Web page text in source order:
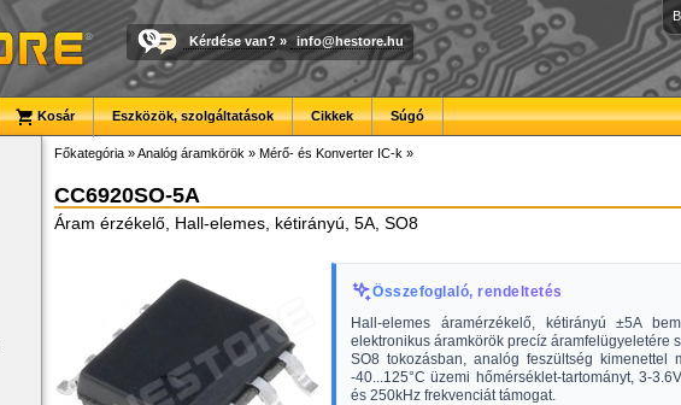
Kérdése van? » info@hestore.hu
Kosár Eszközök, szolgáltatások Cikkek Súgó
Főkategória »Analóg áramkörök » Mérő- és Konverter IC-k »
CC6920SO-5A
Áram érzékelő, Hall-elemes, kétirányú, 5A, SO8
Összefoglaló, rendeltetés
Hall-elemes áramérzékelő, kétirányú ±5A
elektronikus áramkörök precíz áramfelügyeletére
SO8 tokozásban, analóg feszültség kimenettel
-40...125°C üzemi hőmérséklet-tartományt, 3-
és 250kHz frekvenciát támogat.